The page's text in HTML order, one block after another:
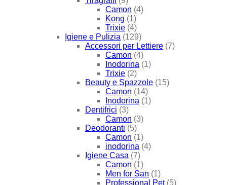
Camon (4)
Kong (1)
Trixie (4)
Igiene e Pulizia (129)
Accessori per Lettiere (7)
Camon (4)
Inodorina (1)
Trixie (2)
Beauty e Spazzole (15)
Camon (14)
Inodorina (1)
Dentifrici (3)
Camon (3)
Deodoranti (5)
Camon (1)
inodorina (4)
Igiene Casa (7)
Camon (1)
Men for San (1)
Professional Pet (5)